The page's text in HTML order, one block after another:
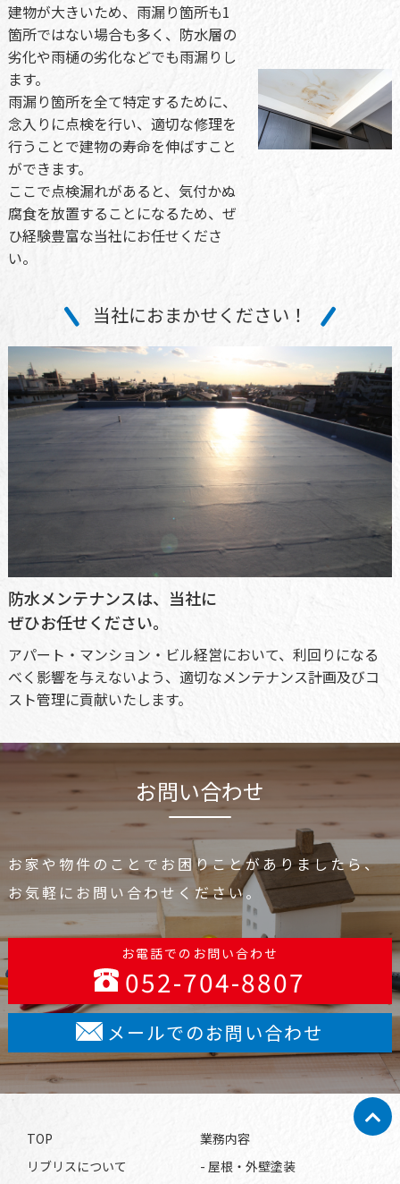
建物が大きいため、雨漏り箇所も1
箇所ではない場合も多く、防水層の
劣化や雨樋の劣化などでも雨漏りし
ます。
雨漏り箇所を全て特定するために、
念入りに点検を行い、適切な修理を
行うことで建物の寿命を伸ばすこと
ができます。
ここで点検漏れがあると、気付かぬ
腐食を放置することになるため、ぜ
ひ経験豊富な当社にお任せくださ
い。
当社におまかせください！
防水メンテナンスは、当社に
ぜひお任せください。
アパート・マンション・ビル経営において、利回りになる
べく影響を与えないよう、適切なメンテナンス計画及びコ
スト管理に貢献いたします。
お問い合わせ
お家や物件のことでお困りことがありましたら、
お気軽にお問い合わせください。
お電話でのお問い合わせ
052-704-8807
メールでのお問い合わせ
TOP
リブリスについて
業務内容
- 屋根・外壁塗装